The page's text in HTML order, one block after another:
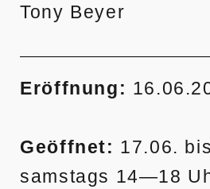
Tony Beyer
Eröffnung:
Geöffnet: 17.06.
samstags 14—18